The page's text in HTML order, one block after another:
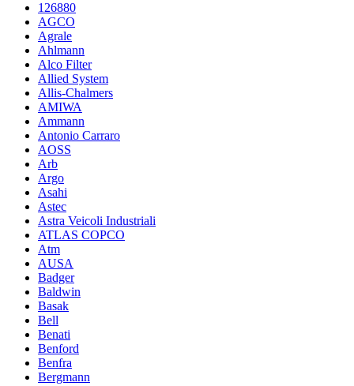
126880
AGCO
Agrale
Ahlmann
Alco Filter
Allied System
Allis-Chalmers
AMIWA
Ammann
Antonio Carraro
AOSS
Arb
Argo
Asahi
Astec
Astra Veicoli Industriali
ATLAS COPCO
Atm
AUSA
Badger
Baldwin
Basak
Bell
Benati
Benford
Benfra
Bergmann